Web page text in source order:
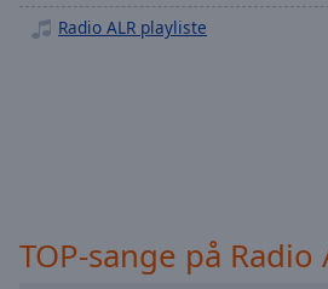
Descriptions
settings,
Radio ALR playliste
TOP-sange på Radio